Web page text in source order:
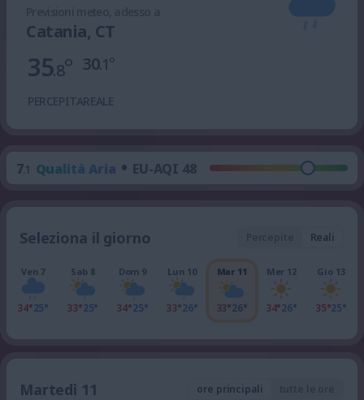
Catania, CT
35.8°
PERCEPITA
30.1°
REALE
7.1 Qualità Aria • EU-AQI 48
Seleziona il giorno Reali
Ven 7
34°25°
Sab 8
33°25°
Dom 9
34°25°
Lun 10
33°26°
Mar 11
33°26°
Mer 12
34°26°
Gio 13
35°25°
Martedì 11 ore principali